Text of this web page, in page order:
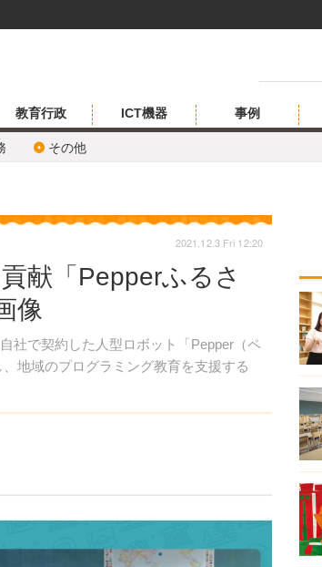
その他
教育行政 ICT機器 事例
献「Pepperふるさ
像
社で契約した人型ロボット「Pepper（ペ
地域のプログラミング教育を支援する
2021.12.3 Fri 12:20